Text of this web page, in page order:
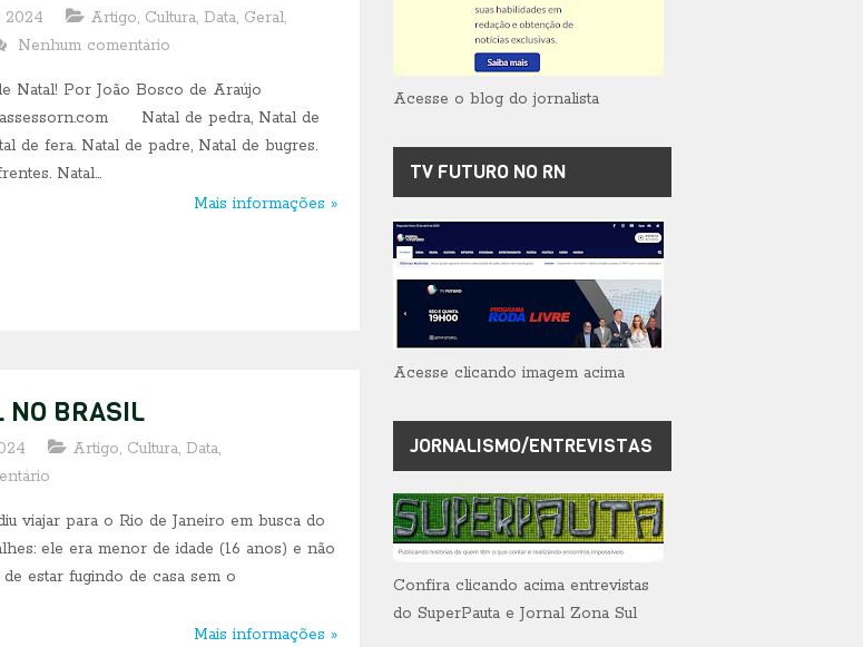
2024 Artigo, Cultura, Data, Geral,
Nenhum comentário
Natal! Por João Bosco de Araújo
Natal de pedra, Natal de
de fera. Natal de padre, Natal de bugres.
Natal...
Mais informações »
NO BRASIL
Artigo, Cultura, Data,
viajar para o Rio de Janeiro em busca do
ele era menor de idade (16 anos) e não
estar fugindo de casa sem o
Mais informações »
Acesse o blog do jornalista
TV FUTURO NO RN
Acesse clicando imagem acima
JORNALISMO/ENTREVISTAS
Confira clicando acima entrevistas
do SuperPauta e Jornal Zona Sul